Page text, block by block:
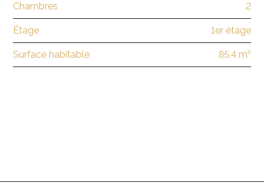
Chambres 2
Étage 1er étage
Surface habitable 85.4 m²